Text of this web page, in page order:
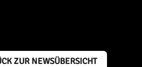
ZUR NEWSÜBERSICHT